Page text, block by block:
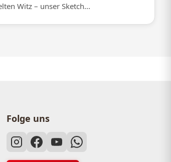
Witz – unser Sketch...
Folge uns